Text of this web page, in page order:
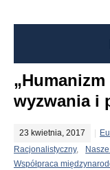
wyzwania i
23 kwietnia, 2017
Racjonalistyczny,
Współpraca